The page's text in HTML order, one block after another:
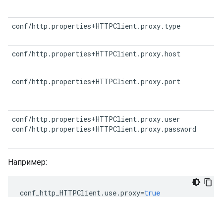
conf/http.properties+HTTPClient.proxy.type
conf/http.properties+HTTPClient.proxy.host
conf/http.properties+HTTPClient.proxy.port
conf/http.properties+HTTPClient.proxy.user
conf/http.properties+HTTPClient.proxy.password
Например:
conf_http_HTTPClient.use.proxy=true